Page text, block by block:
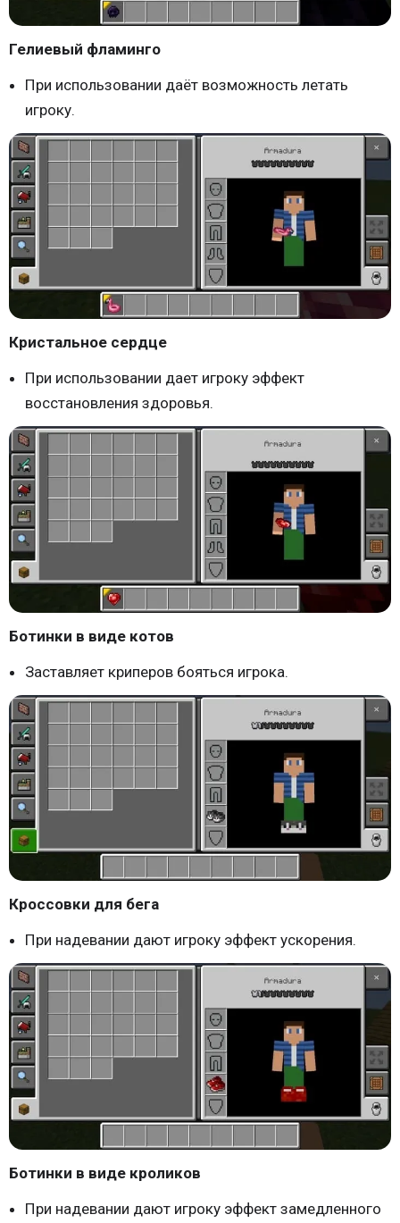
Гелиевый фламинго
При использовании даёт возможность летать
игроку.
Кристальное сердце
При использовании дает игроку эффект
восстановления здоровья.
Ботинки в виде котов
Заставляет криперов бояться игрока.
Кроссовки для бега
При надевании дают игроку эффект ускорения.
Ботинки в виде кроликов
При надевании дают игроку эффект замедленного